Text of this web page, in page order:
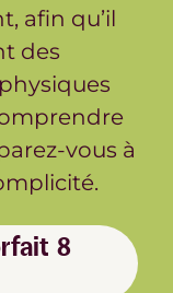
afin qu’il
des
vous à
8